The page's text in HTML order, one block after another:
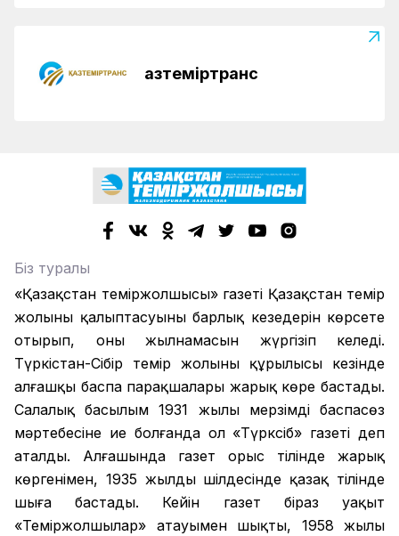
Қазтеміртранс
Біз туралы
«Қазақстан теміржолшысы» газеті Қазақстан темір
жолының қалыптасуының барлық кезеңдерін көрсете
отырып, оның жылнамасын жүргізіп келеді.
Түркістан-Сібір темір жолының құрылысы кезінде
алғашқы баспа парақшалары жарық көре бастады.
Салалық басылым 1931 жылы мерзімді баспасөз
мәртебесіне ие болғанда ол «Түрксіб» газеті деп
аталды. Алғашында газет орыс тілінде жарық
көргенімен, 1935 жылдың шілдесінде қазақ тілінде
шыға бастады. Кейін газет біраз уақыт
«Теміржолшылар» атауымен шықты, 1958 жылы